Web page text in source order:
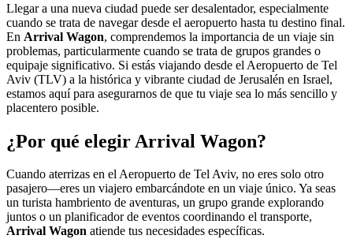
Llegar a una nueva ciudad puede ser desalentador, especialmente
cuando se trata de navegar desde el aeropuerto hasta tu destino final.
En Arrival Wagon, comprendemos la importancia de un viaje sin
problemas, particularmente cuando se trata de grupos grandes o
equipaje significativo. Si estás viajando desde el Aeropuerto de Tel
Aviv (TLV) a la histórica y vibrante ciudad de Jerusalén en Israel,
estamos aquí para asegurarnos de que tu viaje sea lo más sencillo y
placentero posible.
¿Por qué elegir Arrival Wagon?
Cuando aterrizas en el Aeropuerto de Tel Aviv, no eres solo otro
pasajero—eres un viajero embarcándote en un viaje único. Ya seas
un turista hambriento de aventuras, un grupo grande explorando
juntos o un planificador de eventos coordinando el transporte,
Arrival Wagon atiende tus necesidades específicas.